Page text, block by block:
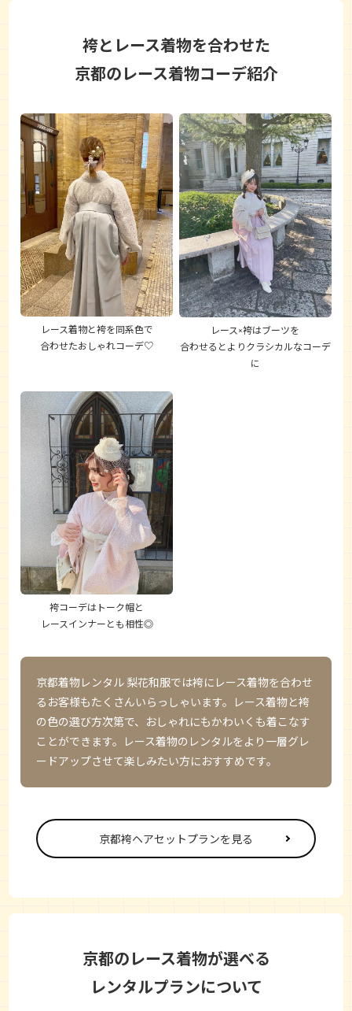
袴とレース着物を合わせた
京都のレース着物コーデ紹介
レース着物と袴を同系色で
合わせたおしゃれコーデ♡
レース×袴はブーツを
合わせるとよりクラシカルなコーデ
に
袴コーデはトーク帽と
レースインナーとも相性◎
京都着物レンタル 梨花和服では袴にレース着物を合わせ
るお客様もたくさんいらっしゃいます。レース着物と袴
の色の選び方次第で、おしゃれにもかわいくも着こなす
ことができます。レース着物のレンタルをより一層グレ
ードアップさせて楽しみたい方におすすめです。
京都袴ヘアセットプランを見る
京都のレース着物が選べる
レンタルプランについて